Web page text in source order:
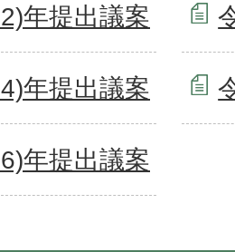
年提出議案
年提出議案
年提出議案